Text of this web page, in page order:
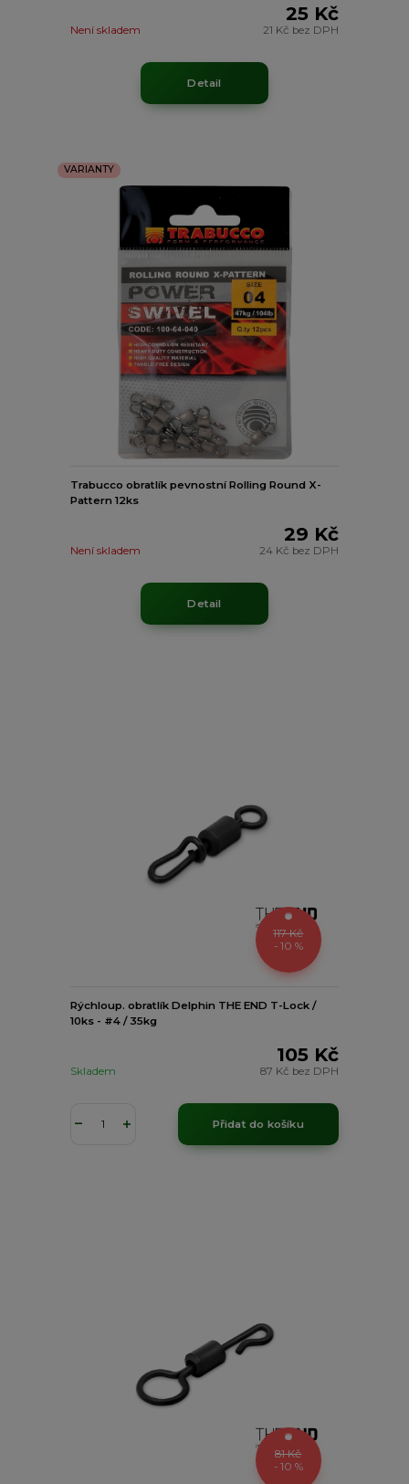
25 Kč
21 Kč bez DPH
Není skladem
Detail
VARIANTY
Trabucco obratlík pevnostní Rolling Round X-
Pattern 12ks
29 Kč
24 Kč bez DPH
Není skladem
Detail
117 Kč
- 10 %
Rýchloup. obratlík Delphin THE END T-Lock /
10ks - #4 / 35kg
105 Kč
87 Kč bez DPH
Skladem
Přidat do košíku
81 Kč
- 10 %